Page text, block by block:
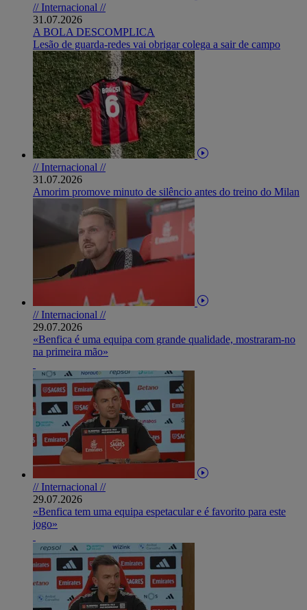
// Internacional //
31.07.2026
A BOLA DESCOMPLICA
Lesão de guarda-redes vai obrigar colega a sair de campo
// Internacional //
31.07.2026
Amorim promove minuto de silêncio antes do treino do Milan
// Internacional //
29.07.2026
«Benfica é uma equipa com grande qualidade, mostraram-no
na primeira mão»
// Internacional //
29.07.2026
«Benfica tem uma equipa espetacular e é favorito para este
jogo»